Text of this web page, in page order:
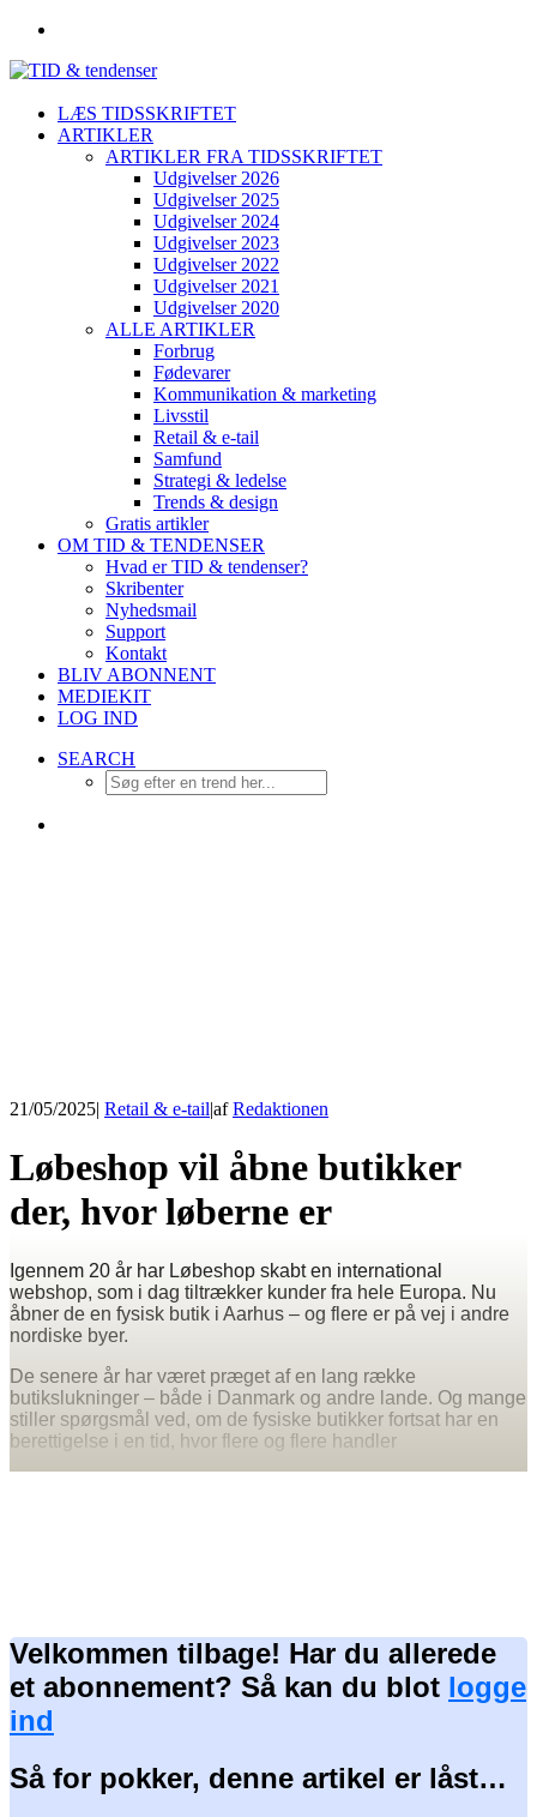
LÆS TIDSSKRIFTET
ARTIKLER
ARTIKLER FRA TIDSSKRIFTET
Udgivelser 2026
Udgivelser 2025
Udgivelser 2024
Udgivelser 2023
Udgivelser 2022
Udgivelser 2021
Udgivelser 2020
ALLE ARTIKLER
Forbrug
Fødevarer
Kommunikation & marketing
Livsstil
Retail & e-tail
Samfund
Strategi & ledelse
Trends & design
Gratis artikler
OM TID & TENDENSER
Hvad er TID & tendenser?
Skribenter
Nyhedsmail
Support
Kontakt
BLIV ABONNENT
MEDIEKIT
LOG IND
SEARCH
21/05/2025| Retail & e-tail|afRedaktionen
Løbeshop vil åbne butikker
der, hvor løberne er
Igennem 20 år har Løbeshop skabt en international
webshop, som i dag tiltrækker kunder fra hele Europa. Nu
åbner de en fysisk butik i Aarhus – og flere er på vej i andre
nordiske byer.
De senere år har været præget af en lang række
butikslukninger – både i Danmark og andre lande. Og mange
stiller spørgsmål ved, om de fysiske butikker fortsat har en
berettigelse i en tid, hvor flere og flere handler
Velkommen tilbage! Har du allerede
et abonnement? Så kan du blot logge
ind
Så for pokker, denne artikel er låst…